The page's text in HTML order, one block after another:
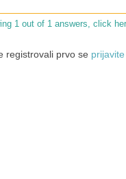
1 out of 1 answers, click
registrovali prvo se prijavite